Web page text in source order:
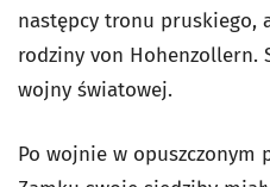
następcy tronu pruskiego,
rodziny von Hohenzollern.
wojny światowej.
Po wojnie w opuszczonym